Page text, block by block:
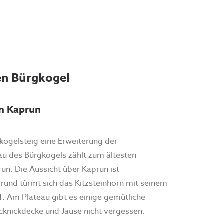
Bürgkogel
Kaprun
eine Erweiterung der
des Bürgkogels zählt zum ältesten
Die Aussicht über Kaprun ist
türmt sich das Kitzsteinhorn mit seinem
Am Plateau gibt es einige gemütliche
und Jause nicht vergessen.